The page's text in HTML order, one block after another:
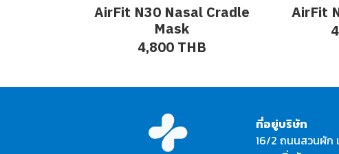
AirFit N30 Nasal Cradle
Mask
4,800 THB
AirFit
ที่อยู่บริษัท
16/2 ถนนสวนผัก